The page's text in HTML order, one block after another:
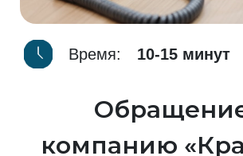
Время: 10-15 минут
компанию